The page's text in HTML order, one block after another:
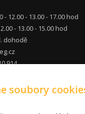
- 12.00 - 13.00 - 17.00 hod
- 13.00 - 15.00 hod
dohodě
914
soubory